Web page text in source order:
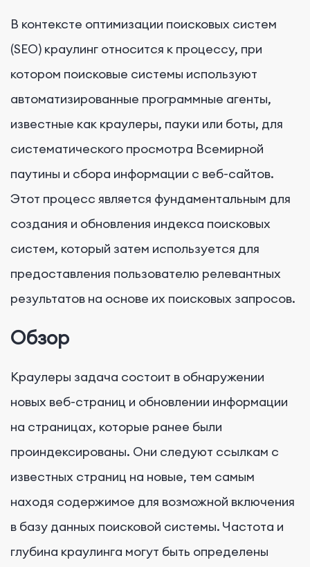
В контексте оптимизации поисковых систем
(SEO) краулинг относится к процессу, при
котором поисковые системы используют
автоматизированные программные агенты,
известные как краулеры, пауки или боты, для
систематического просмотра Всемирной
паутины и сбора информации с веб-сайтов.
Этот процесс является фундаментальным для
создания и обновления индекса поисковых
систем, который затем используется для
предоставления пользователю релевантных
результатов на основе их поисковых запросов.
Обзор
Краулеры задача состоит в обнаружении
новых веб-страниц и обновлении информации
на страницах, которые ранее были
проиндексированы. Они следуют ссылкам с
известных страниц на новые, тем самым
находя содержимое для возможной включения
в базу данных поисковой системы. Частота и
глубина краулинга могут быть определены